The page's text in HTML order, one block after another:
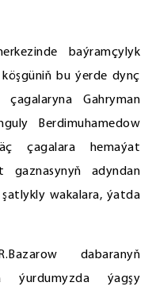
baýramçylyk
bu ýerde dynç
Gahryman
Berdimuhamedow
çagalara hemaýat
gaznasynyň adyndan
wakalara, ýatda
dabaranyň
ýurdumyzda ýagşy